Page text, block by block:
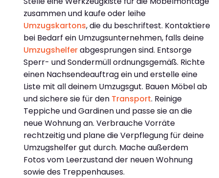
zusammen und kaufe oder leihe
Umzugskartons, die du beschriftest. Kontaktiere
bei Bedarf ein Umzugsunternehmen, falls deine
Umzugshelferabgesprungen sind. Entsorge
Sperr- und Sondermüll ordnungsgemäß. Richte
einen Nachsendeauftrag ein und erstelle eine
Liste mit all deinem Umzugsgut. Bauen Möbel ab
und sichere sie für den Transport. Reinige
Teppiche und Gardinen und passe sie an die
neue Wohnung an. Verbrauche Vorräte
rechtzeitig und plane die Verpflegung für deine
Umzugshelfer gut durch. Mache außerdem
Fotos vom Leerzustand der neuen Wohnung
sowie des Treppenhauses.